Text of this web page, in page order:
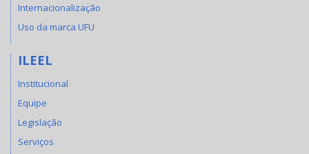
Internacionalização
Uso da marca UFU
ILEEL
Institucional
Equipe
Legislação
Serviços